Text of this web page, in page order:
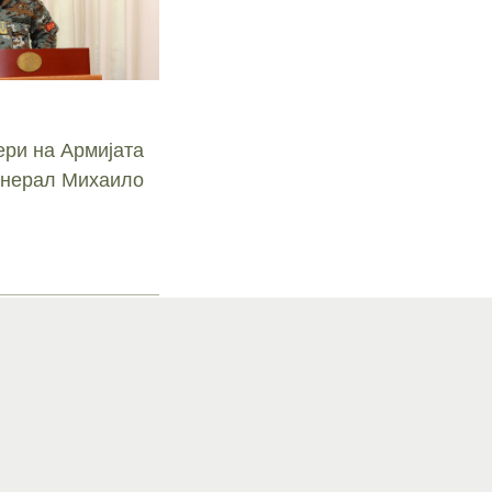
на Армијата
Михаило